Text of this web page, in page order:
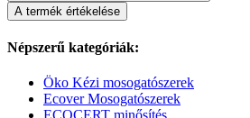
A termék értékelése
Népszerű kategóriák:
Öko Kézi mosogatószerek
Ecover Mosogatószerek
ECOCERT minősítés